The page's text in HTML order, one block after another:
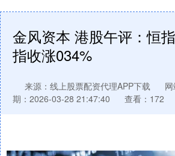
金风资本 港股午评：恒
指收涨034%
来源：线上股票配资代理APP下载
期：2026-03-28 21:47:40
查看：172